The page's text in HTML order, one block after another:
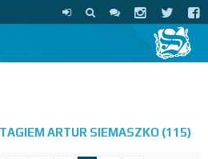
ARTUR SIEMASZKO (115)